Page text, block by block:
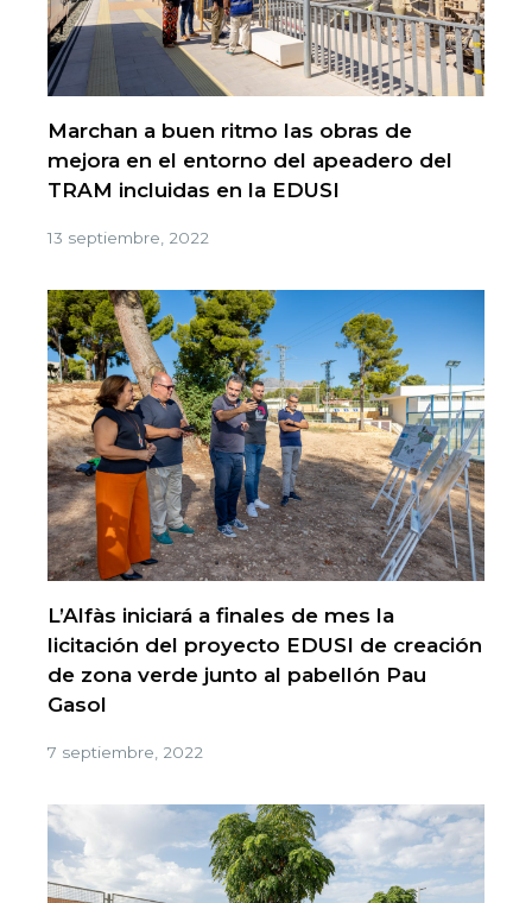
Marchan a buen ritmo las obras de
mejora en el entorno del apeadero del
TRAM incluidas en la EDUSI
13 septiembre, 2022
L’Alfàs iniciará a finales de mes la
licitación del proyecto EDUSI de creación
de zona verde junto al pabellón Pau
Gasol
7 septiembre, 2022